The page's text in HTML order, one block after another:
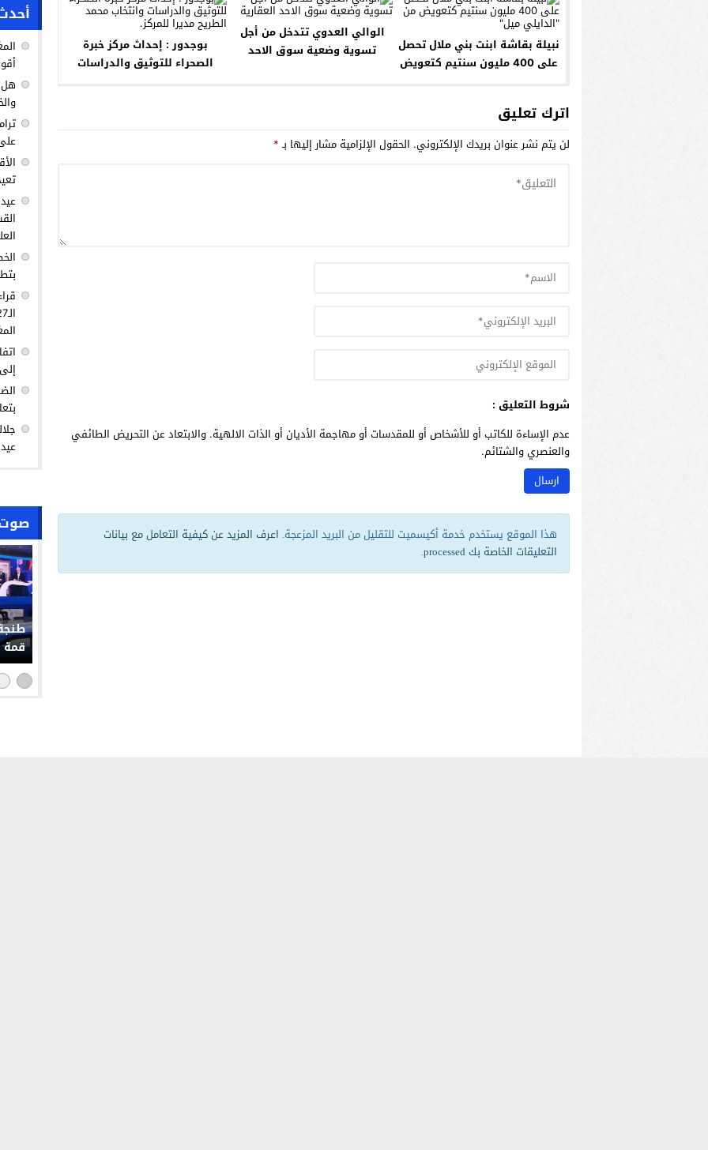
نبيلة بقاشة ابنت بني ملال تحصل
على 400 مليون سنتيم كتعويض
الوالي العدوي تتدخل من أجل
تسوية وضعية سوق الاحد
بوجدور : إحداث مركز خبرة
الصحراء للتوثيق والدراسات
اترك تعليق
لن يتم نشر عنوان بريدك الإلكتروني. الحقول الإلزامية مشار إليها بـ*
شروط التعليق :
عدم الإساءة للكاتب أو للأشخاص أو للمقدسات أو مهاجمة الأديان أو الذات الالهية. والابتعاد عن التحريض الطائفي
والعنصري والشتائم.
هذا الموقع يستخدم خدمة أكيسميت للتقليل من البريد المزعجة. اعرف المزيد عن كيفية التعامل مع بيانات
التعليقات الخاصة بك processed
.
هل